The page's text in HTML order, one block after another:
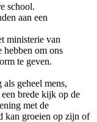
school.
aan een
ministerie van
hebben om ons
te geven.
geheel mens,
brede kijk op de
met de
kan groeien op zijn of